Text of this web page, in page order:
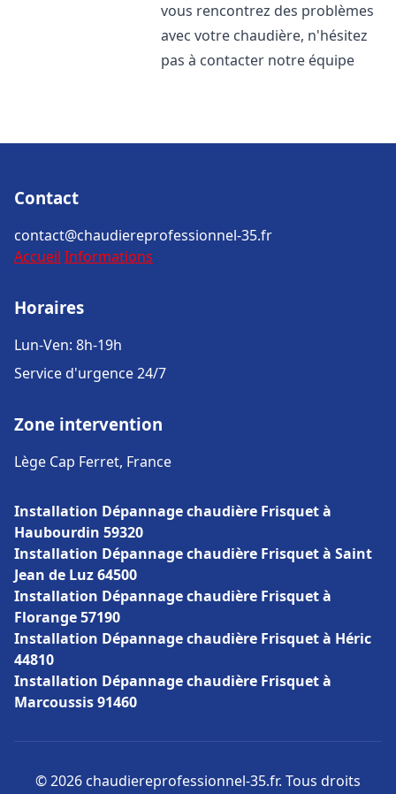
vous rencontrez des problèmes
avec votre chaudière, n'hésitez
pas à contacter notre équipe
Contact
contact@chaudiereprofessionnel-35.fr
Accueil Informations
Horaires
Lun-Ven: 8h-19h
Service d'urgence 24/7
Zone intervention
Lège Cap Ferret, France
Installation Dépannage chaudière Frisquet à
Haubourdin 59320
Installation Dépannage chaudière Frisquet à Saint
Jean de Luz 64500
Installation Dépannage chaudière Frisquet à
Florange 57190
Installation Dépannage chaudière Frisquet à Héric
44810
Installation Dépannage chaudière Frisquet à
Marcoussis 91460
© 2026 chaudiereprofessionnel-35.fr. Tous droits